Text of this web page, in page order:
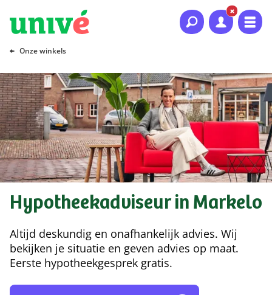
Naar hoofdinhoud
Naar hoofdnavigatie
Naar footer
Onze winkels
Hypotheekadviseur in Markelo
Altijd deskundig en onafhankelijk advies. Wij
bekijken je situatie en geven advies op maat.
Eerste hypotheekgesprek gratis.